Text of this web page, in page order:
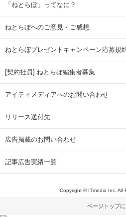
「ねとらぼ」ってなに？
ねとらぼへのご意見・ご感想
ねとらぼプレゼントキャンペーン応募規
[契約社員] ねとらぼ編集者募集
アイティメディアへのお問い合わせ
リリース送付先
広告掲載のお問い合わせ
記事広告実績一覧
Copyright © ITmedia Inc. All
ページトップ